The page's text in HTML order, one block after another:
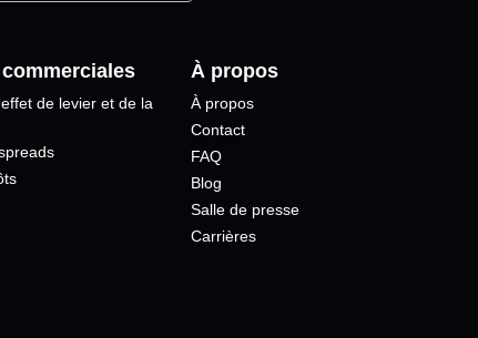
de levier et de la
À propos
À propos
Contact
FAQ
Blog
Salle de presse
Carrières